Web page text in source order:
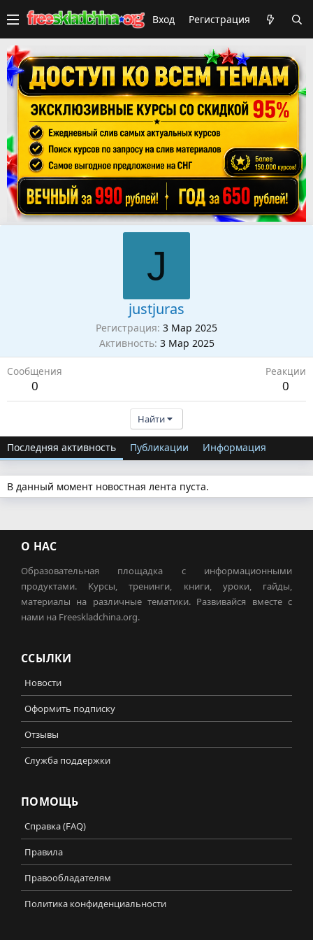
Вход Регистрация
J
justjuras
Регистрация 3 Мар 2025
Активность 3 Мар 2025
Сообщения
0
Реакции
0
Найти
Последняя активность Публикации Информация
В данный момент новостная лента пуста.
О НАС
Образовательная площадка с информационными
продуктами. Курсы, тренинги, книги, уроки, гайды,
материалы на различные тематики. Развивайся вместе с
нами на Freeskladchina.org.
ССЫЛКИ
Новости
Оформить подписку
Отзывы
Служба поддержки
ПОМОЩЬ
Справка (FAQ)
Правила
Правообладателям
Политика конфиденциальности